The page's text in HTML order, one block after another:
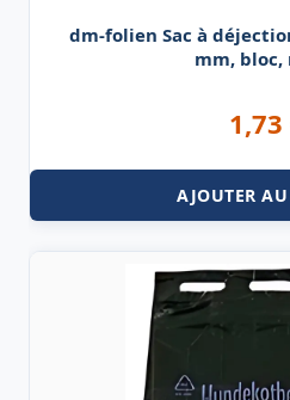
dm-folien Sac à
mm, bloc,
1,73
AJOUTER